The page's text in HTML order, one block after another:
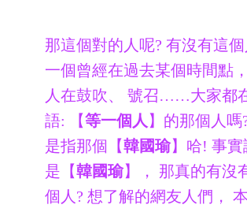
那這個對的人呢? 有沒有這
一個曾經在過去某個時間點
人在鼓吹、 號召……大家都
語: 【等一個人 】的那個人嗎
是指那個【韓國瑜】哈! 事實
是【韓國瑜】， 那真的有沒
個人? 想了解的網友人們，